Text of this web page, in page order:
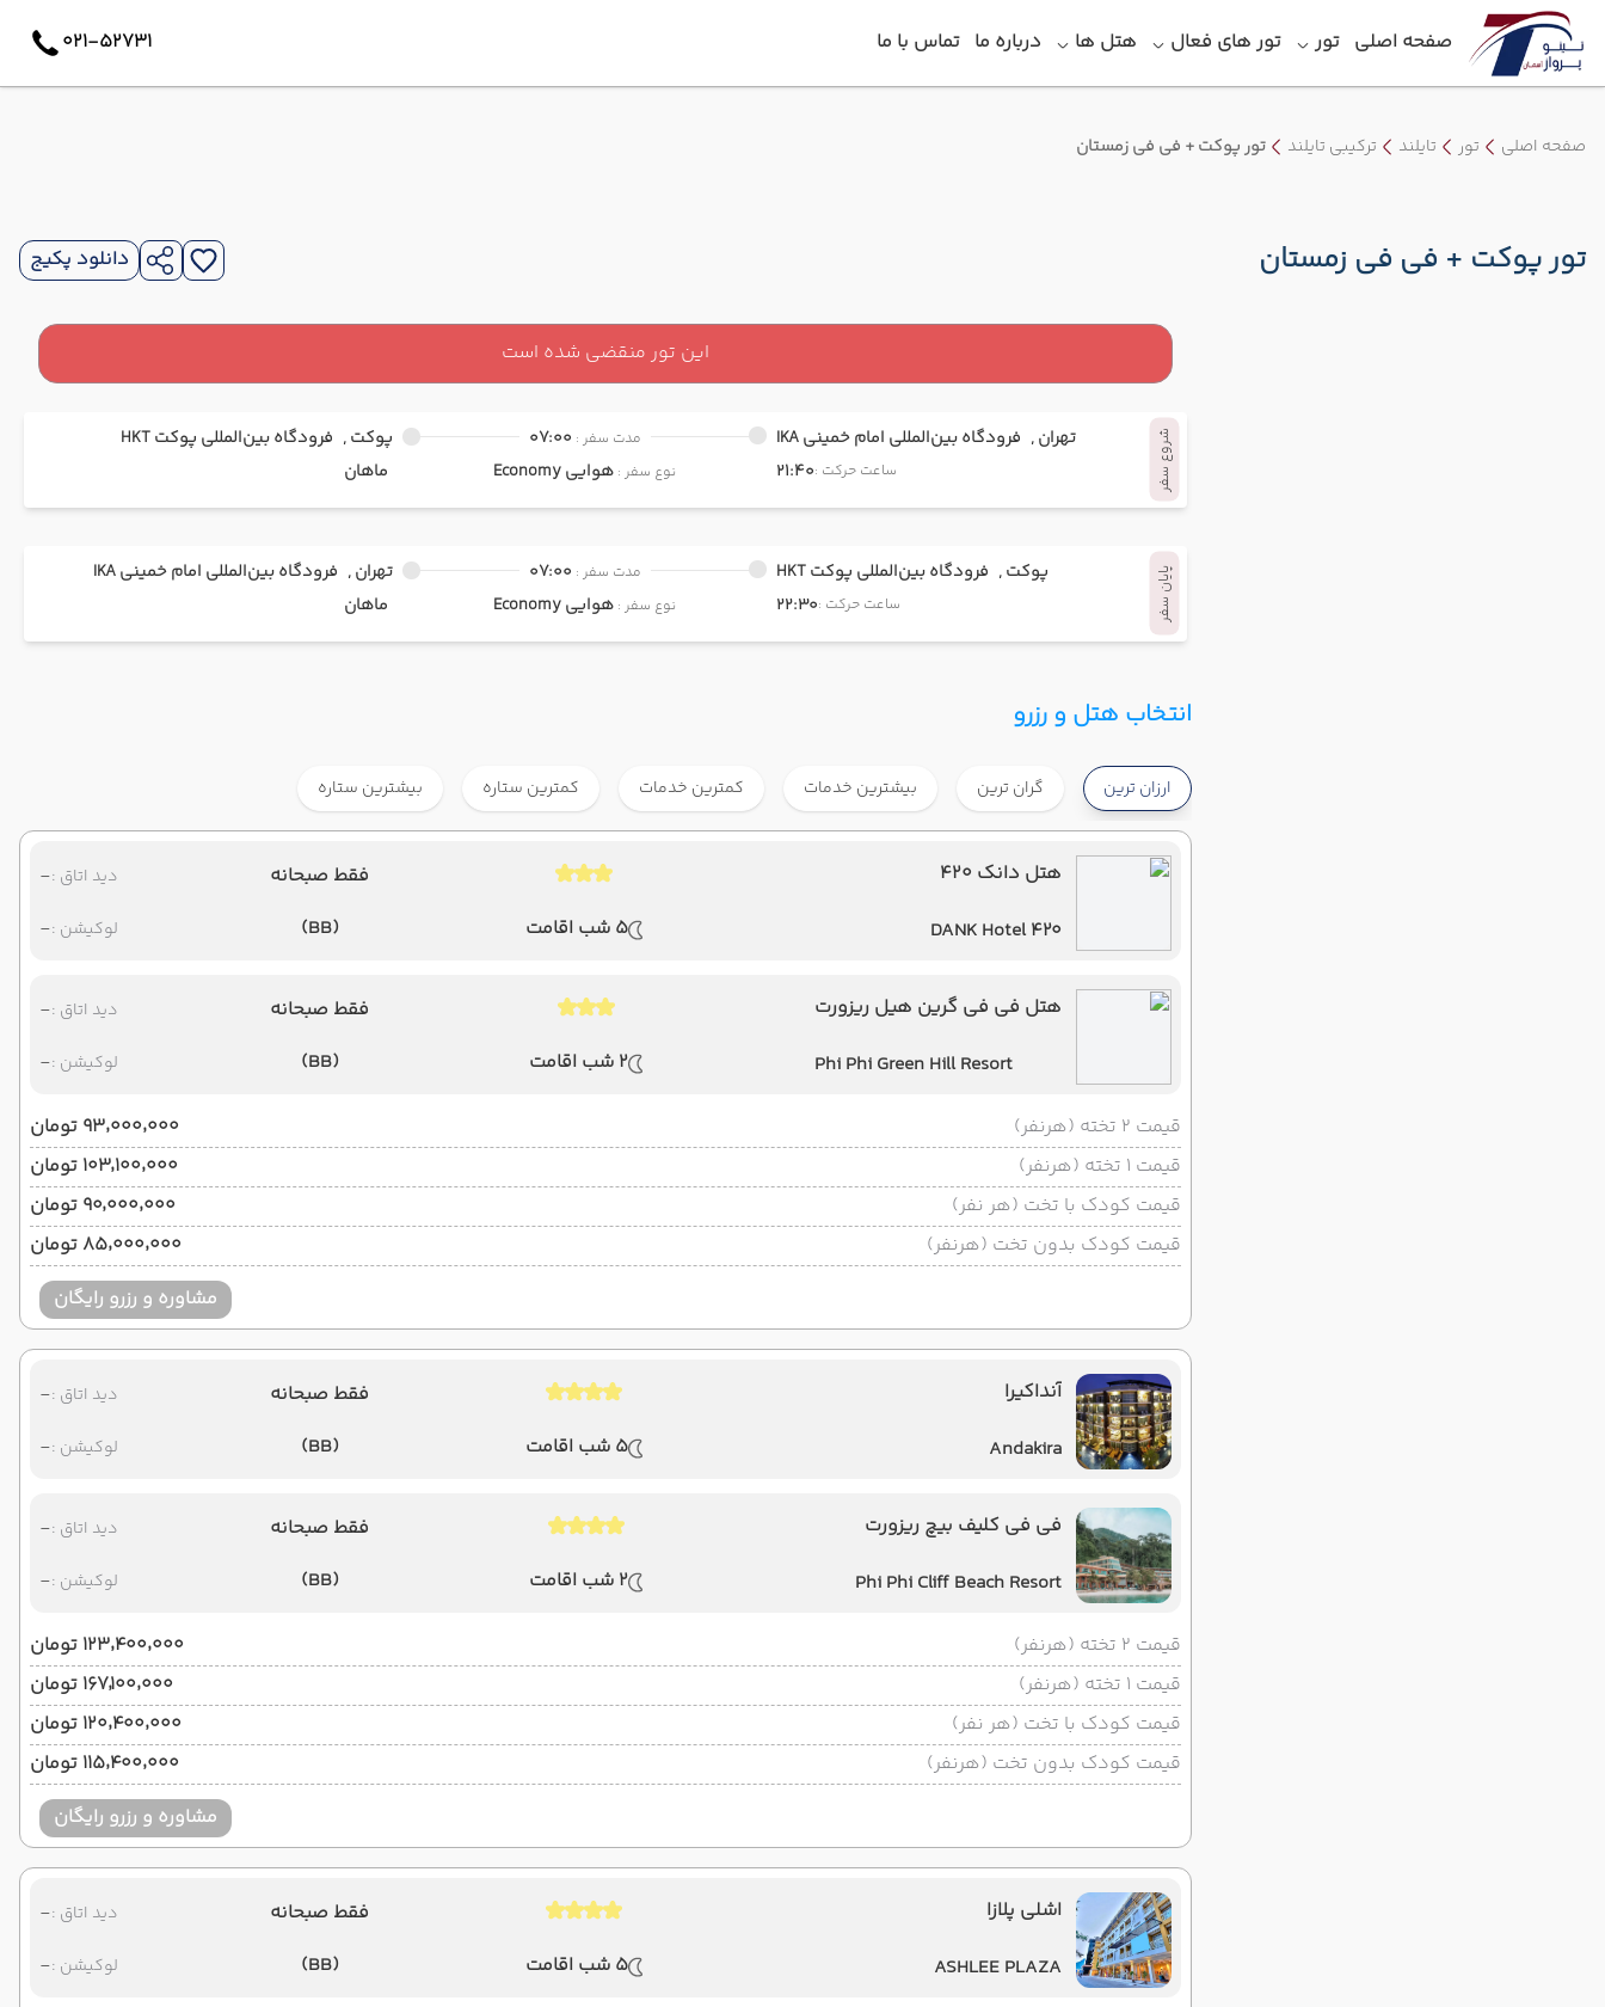
صفحه اصلی تور تور های فعال هتل‎ ها درباره ما تماس با ما 021-52731
صفحه اصلی تور تایلند ترکیبی تایلند تور پوکت + فی فی زمستان
تور پوکت + فی فی زمستان دانلود پکیج
این تور منقضی شده است
شروع سفر تهران , فرودگاه بین‌المللی امام خمینی IKA
ساعت حرکت :21:40
مدت سفر : 07:00
نوع سفر : هوایی
پوکت , فرودگاه بین‌المللی پوکت HKT
ماهان
پایان سفر پوکت , فرودگاه بین‌المللی پوکت HKT
ساعت حرکت :22:30
مدت سفر : 07:00
نوع سفر : هوایی
تهران , فرودگاه بین‌المللی امام خمینی IKA
ماهان
انتخاب هتل و رزرو
ارزان ترین گران ترین بیشترین خدمات کمترین خدمات کمترین ستاره بیشترین ستاره
هتل دانک ۴۲۰
DANK Hotel 420
5 شب اقامت
فقط صبحانه
(BB)
دید اتاق :-
لوکیشن :-
هتل فی فی گرین هیل ریزورت
Phi Phi Green Hill Resort
2 شب اقامت
فقط صبحانه
(BB)
دید اتاق :-
لوکیشن :-
قیمت 2 تخته (هرنفر)
۹۳٬۰۰۰٬۰۰۰ تومان
قیمت 1 تخته (هرنفر)
۱۰۳٬۱۰۰٬۰۰۰ تومان
قیمت کودک با تخت (هر نفر)
۹۰٬۰۰۰٬۰۰۰ تومان
قیمت کودک بدون تخت (هرنفر)
۸۵٬۰۰۰٬۰۰۰ تومان
مشاوره و رزرو رایگان
آنداکیرا
Andakira
5 شب اقامت
فقط صبحانه
(BB)
دید اتاق :-
لوکیشن :-
فی فی کلیف بیچ ریزورت
Phi Phi Cliff Beach Resort
2 شب اقامت
فقط صبحانه
(BB)
دید اتاق :-
لوکیشن :-
قیمت 2 تخته (هرنفر)
۱۲۳٬۴۰۰٬۰۰۰ تومان
قیمت 1 تخته (هرنفر)
۱۶۷٬۱۰۰٬۰۰۰ تومان
قیمت کودک با تخت (هر نفر)
۱۲۰٬۴۰۰٬۰۰۰ تومان
قیمت کودک بدون تخت (هرنفر)
۱۱۵٬۴۰۰٬۰۰۰ تومان
مشاوره و رزرو رایگان
اشلی پلازا
ASHLEE PLAZA
5 شب اقامت
فقط صبحانه
(BB)
دید اتاق :-
لوکیشن :-